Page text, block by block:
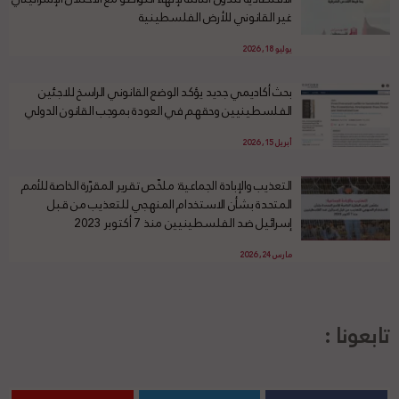
غير القانوني للأرض الفلسطينية
يوليو 18, 2026
بحث أكاديمي جديد يؤكد الوضع القانوني الراسخ للاجئين
الفلسطينيين وحقهم في العودة بموجب القانون الدولي
أبريل 15, 2026
التعذيب والإبادة الجماعية: ملخّص تقرير المقرّرة الخاصة للأمم
المتحدة بشأن الاستخدام المنهجي للتعذيب من قبل
إسرائيل ضد الفلسطينيين منذ 7 أكتوبر 2023
مارس 24, 2026
تابعونا :